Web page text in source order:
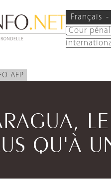
Français
Cour
AFP
QU'À